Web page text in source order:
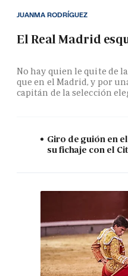
El Real Madrid
No hay quien le quite de
que en el Madrid, y por
capitán de la selección
JUANMA RODRÍGUEZ
Giro de guión en
su fichaje con el